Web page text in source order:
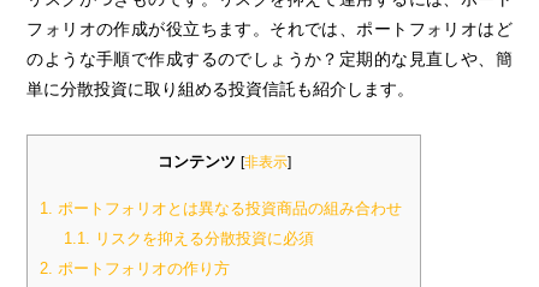
フォリオの作成が役立ちます。それでは、ポートフォリオはど
のような手順で作成するのでしょうか？定期的な見直しや、簡
単に分散投資に取り組める投資信託も紹介します。
コンテンツ [非表示]
1.
ポートフォリオとは異なる投資商品の組み合わせ
1.1.
リスクを抑える分散投資に必須
2. ポートフォリオの作り方